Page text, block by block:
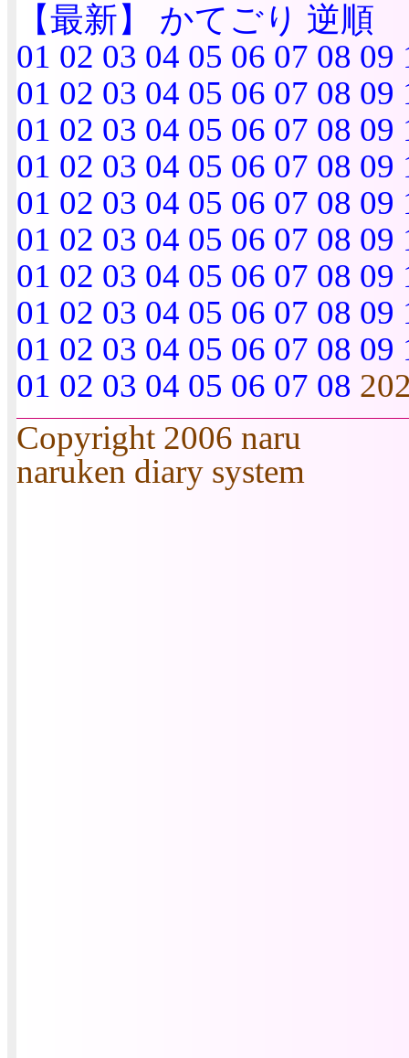
【最新】 かてごり 逆順
01 02 03 04 05 06 07 08 09
01 02 03 04 05 06 07 08 09
01 02 03 04 05 06 07 08 09
01 02 03 04 05 06 07 08 09
01 02 03 04 05 06 07 08 09
01 02 03 04 05 06 07 08 09
01 02 03 04 05 06 07 08 09
01 02 03 04 05 06 07 08 09
01 02 03 04 05 06 07 08 09
01 02 03 04 05 06 07 08
Copyright 2006 naru
naruken diary system